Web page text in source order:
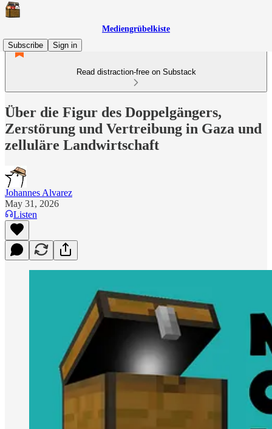
Mediengrübelkiste
Subscribe
Sign in
Read distraction-free on Substack
Über die Figur des Doppelgängers,
Zerstörung und Vertreibung in Gaza und
zelluläre Landwirtschaft
Johannes Alvarez
May 31, 2026
Listen